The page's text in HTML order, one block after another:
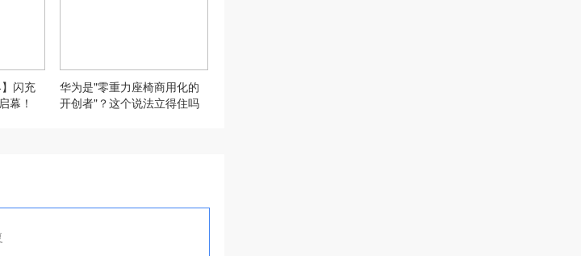
】闪充
幕！
华为是"零重力座椅商用化的
开创者"？这个说法立得住吗